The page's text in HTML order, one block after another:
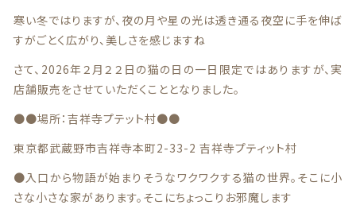
寒い冬ではりますが、夜の月や星の光は透き通る夜空に手を伸ば
すがごとく広がり、美しさを感じますね
さて、2026年２月２２日の猫の日の一日限定ではありますが、実
店舗販売をさせていただくこととなりました。
●●場所：吉祥寺プテット村●●
東京都武蔵野市吉祥寺本町2-33-2 吉祥寺プティット村
●入口から物語が始まりそうなワクワクする猫の世界。そこに小
さな小さな家があります。そこにちょっこりお邪魔します
春 夏
夏
秋
冬
ネックレス
在庫あり セール
並び順